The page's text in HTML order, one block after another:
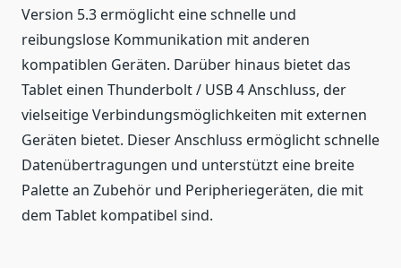
Version 5.3 ermöglicht eine schnelle und
reibungslose Kommunikation mit anderen
kompatiblen Geräten. Darüber hinaus bietet das
Tablet einen Thunderbolt / USB 4 Anschluss, der
vielseitige Verbindungsmöglichkeiten mit externen
Geräten bietet. Dieser Anschluss ermöglicht schnelle
Datenübertragungen und unterstützt eine breite
Palette an Zubehör und Peripheriegeräten, die mit
dem Tablet kompatibel sind.